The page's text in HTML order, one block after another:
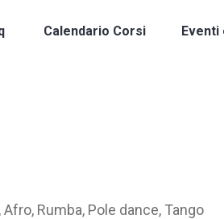
Calendario Corsi Eventi
Rumba, Pole dance, Tango